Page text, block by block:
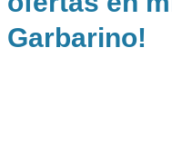
Garbarino!